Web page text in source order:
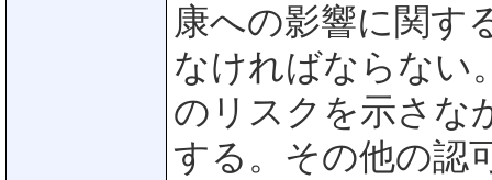
康への影響に関す
なければならない
のリスクを示さな
する。その他の認